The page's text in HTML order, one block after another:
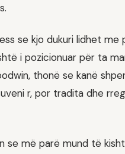
se kjo dukuri lidhet
i pozicionuar për ta
thonë se kanë
r, por tradita dhe
se më parë mund të